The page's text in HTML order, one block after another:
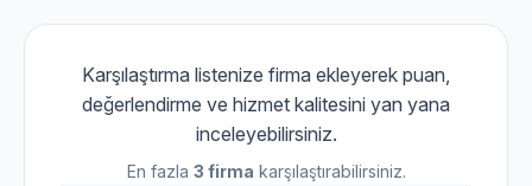
Karşılaştırma listenize firma ekleyerek puan,
değerlendirme ve hizmet kalitesini yan yana
inceleyebilirsiniz.
En fazla 3 firma karşılaştırabilirsiniz.